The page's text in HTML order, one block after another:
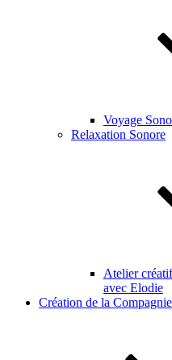
Voyage
Relaxation Sonore
Atelier
avec Elodie
Création de la